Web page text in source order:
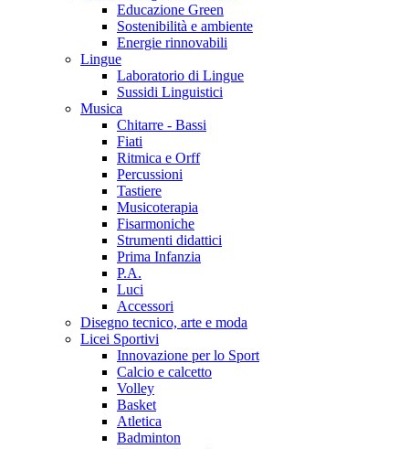
Educazione Green
Sostenibilità e ambiente
Energie rinnovabili
Lingue
Laboratorio di Lingue
Sussidi Linguistici
Musica
Chitarre - Bassi
Fiati
Ritmica e Orff
Percussioni
Tastiere
Musicoterapia
Fisarmoniche
Strumenti didattici
Prima Infanzia
P.A.
Luci
Accessori
Disegno tecnico, arte e moda
Licei Sportivi
Innovazione per lo Sport
Calcio e calcetto
Volley
Basket
Atletica
Badminton